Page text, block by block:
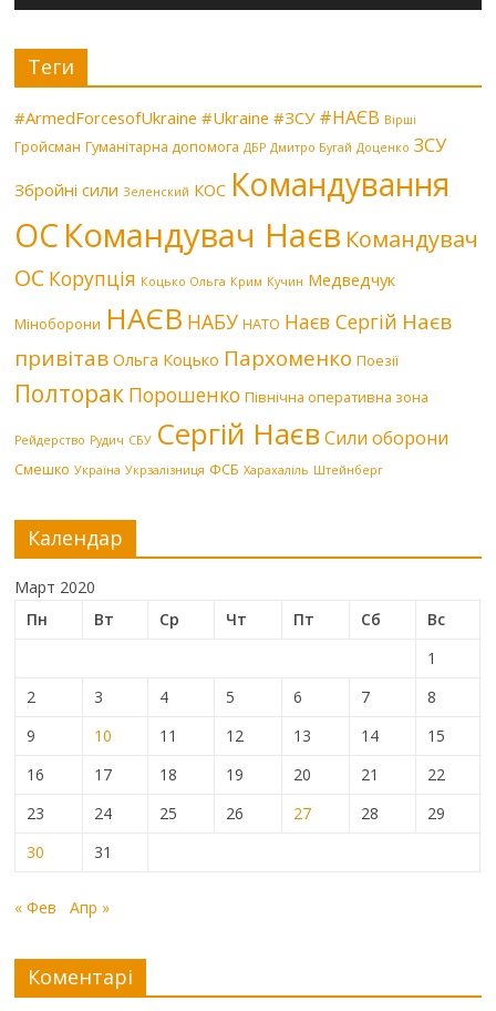
Теги
#ArmedForcesofUkraine #Ukraine #ЗСУ #НАЄВ Вірші
Гройсман Гуманітарна допомога ДБР Дмитро Бугай Доценко ЗСУ
Збройні сили Зеленский КОС Командування
ОС Командувач Наєв Командувач
ОС Корупція Коцько Ольга Крим Кучин Медведчук
Міноборони НАЄВ НАБУ НАТО Наєв Сергій Наєв
привітав Ольга Коцько Пархоменко Поезії
Полторак Порошенко Північна оперативна зона
Рейдерство Рудич СБУ Сергій Наєв Сили оборони
Смешко Україна Укрзалізниця ФСБ Харахаліль Штейнберг
Календар
Март 2020
Пн
Вт Ср Чт Пт Сб
Вс
1
2
3 4 5 6 7
8
9
10 11 12 13 14
15
16
17 18 19 20 21
22
23
24 25 26 27 28
29
30
31
« Фев Апр »
Коментарі